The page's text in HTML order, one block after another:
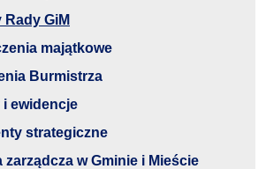
Rady GiM
majątkowe
Burmistrza
i ewidencje
strategiczne
zarządcza w Gminie i Mieście